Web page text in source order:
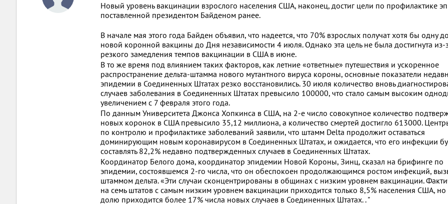
Новый уровень вакцинации взрослого населения США, наконец, достиг цели по профилактике
поставленной президентом Байденом ранее.
В начале мая этого года Байден объявил, что надеется, что 70% взрослых получат хотя бы одну
новой коронной вакцины до Дня независимости 4 июля. Однако эта цель не была достигнута из-
резкого замедления темпов вакцинации в США в июне.
В то же время под влиянием таких факторов, как летние «ответные» путешествия и ускоренное
распространение дельта-штамма нового мутантного вируса короны, основные показатели
эпидемии в Соединенных Штатах резко восстановились. 30 июля количество вновь
случаев заболевания в Соединенных Штатах превысило 100000, что стало самым высоким
увеличением с 7 февраля этого года.
По данным Университета Джонса Хопкинса в США, на 2-е число совокупное количество
новых коронок в США превысило 35,12 миллиона, а количество смертей достигло 613000.
по контролю и профилактике заболеваний заявили, что штамм Delta продолжит оставаться
доминирующим новым коронавирусом в Соединенных Штатах, и ожидается, что его инфекции
составлять 82,2% недавно подтвержденных случаев в Соединенных Штатах.
Координатор Белого дома, координатор эпидемии Новой Короны, Зинц, сказал на брифинге по
эпидемии, состоявшемся 2-го числа, что он обеспокоен продолжающимся ростом инфекций,
штаммом дельта. «Эти случаи сконцентрированы в общинах с низким уровнем вакцинации.
на семь штатов с самым низким уровнем вакцинации приходится только 8,5% населения США,
долю приходится более 17% числа новых случаев в Соединенных Штатах. . "